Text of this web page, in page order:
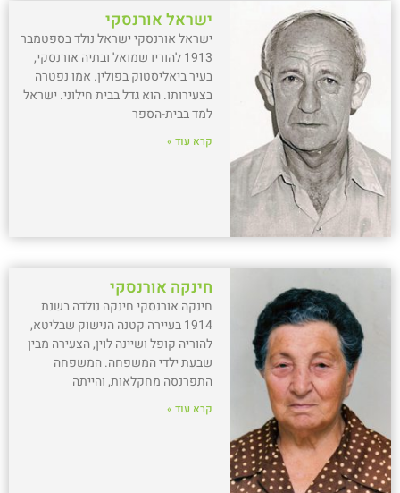
ישראל אורנסקי
ישראל אורנסקי ישראל נולד בספטמבר
1913 להוריו שמואל ובתיה אורנסקי,
בעיר ביאליסטוק בפולין. אמו נפטרה
בצעירותו. הוא גדל בבית חילוני. ישראל
למד בבית-הספר
קרא עוד »
חינקה אורנסקי
חינקה אורנסקי חינקה נולדה בשנת
1914 בעיירה קטנה הנישוק שבליטא,
להוריה קופל ושיינה לוין, הצעירה מבין
שבעת ילדי המשפחה. המשפחה
התפרנסה מחקלאות, והייתה
קרא עוד »